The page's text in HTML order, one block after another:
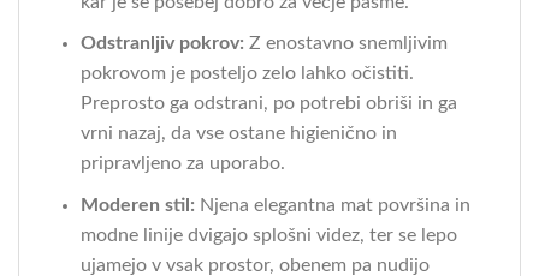
Odstranljiv pokrov: Z enostavno snemljivim
pokrovom je posteljo zelo lahko očistiti.
Preprosto ga odstrani, po potrebi obriši in ga
vrni nazaj, da vse ostane higienično in
pripravljeno za uporabo.
Moderen stil: Njena elegantna mat površina in
modne linije dvigajo splošni videz, ter se lepo
ujamejo v vsak prostor, obenem pa nudijo